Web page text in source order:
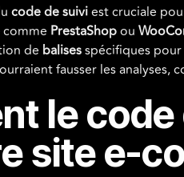
code de suiviest cruciale
comme PrestaShopou
de balisesspécifiques
fausser les analyses,
le
site e-